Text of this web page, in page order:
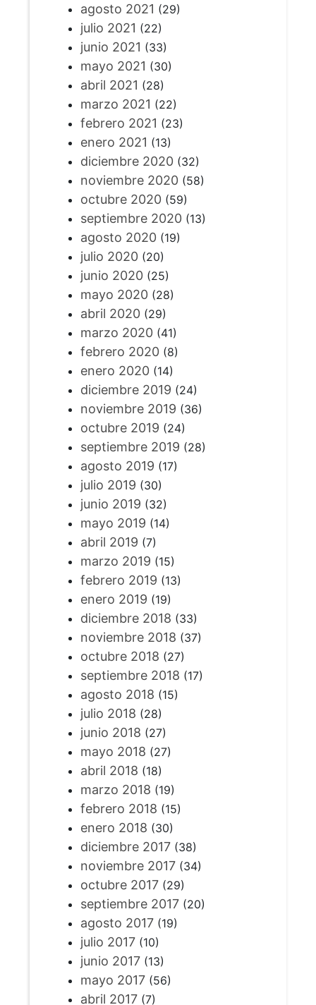
agosto 2021 (29)
julio 2021 (22)
junio 2021 (33)
mayo 2021 (30)
abril 2021 (28)
marzo 2021 (22)
febrero 2021 (23)
enero 2021 (13)
diciembre 2020(32)
noviembre 2020(58)
octubre 2020(59)
septiembre 2020(13)
agosto 2020(19)
julio 2020(20)
junio 2020(25)
mayo 2020(28)
abril 2020(29)
marzo 2020(41)
febrero 2020(8)
enero 2020(14)
diciembre 2019 (24)
noviembre 2019 (36)
octubre 2019 (24)
septiembre 2019 (28)
agosto 2019 (17)
julio 2019 (30)
junio 2019 (32)
mayo 2019 (14)
abril 2019 (7)
marzo 2019 (15)
febrero 2019 (13)
enero 2019 (19)
diciembre 2018 (33)
noviembre 2018 (37)
octubre 2018 (27)
septiembre 2018 (17)
agosto 2018 (15)
julio 2018 (28)
junio 2018 (27)
mayo 2018 (27)
abril 2018 (18)
marzo 2018 (19)
febrero 2018 (15)
enero 2018 (30)
diciembre 2017(38)
noviembre 2017(34)
octubre 2017(29)
septiembre 2017(20)
agosto 2017(19)
julio 2017(10)
junio 2017(13)
mayo 2017(56)
abril 2017(7)